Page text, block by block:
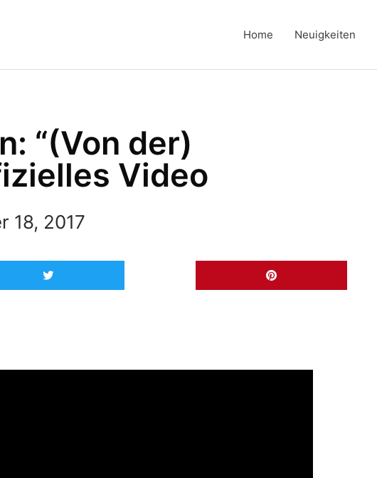
Home Neuigkeiten
“(Von der)
Video
18, 2017